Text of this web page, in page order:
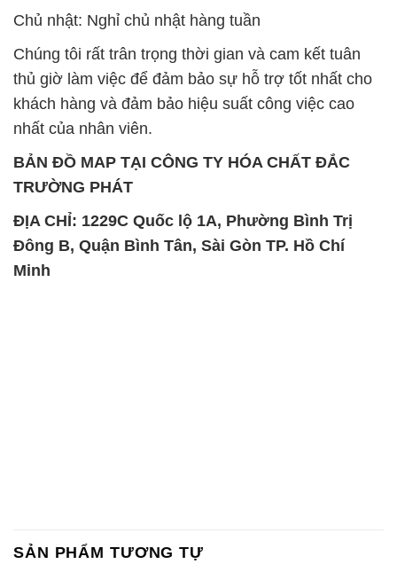
Chủ nhật: Nghỉ chủ nhật hàng tuần
Chúng tôi rất trân trọng thời gian và cam kết tuân
thủ giờ làm việc để đảm bảo sự hỗ trợ tốt nhất cho
khách hàng và đảm bảo hiệu suất công việc cao
nhất của nhân viên.
BẢN ĐỒ MAP TẠI CÔNG TY HÓA CHẤT ĐẮC
TRƯỜNG PHÁT
ĐỊA CHỈ: 1229C Quốc lộ 1A, Phường Bình Trị
Đông B, Quận Bình Tân, Sài Gòn TP. Hồ Chí
Minh
SẢN PHẨM TƯƠNG TỰ